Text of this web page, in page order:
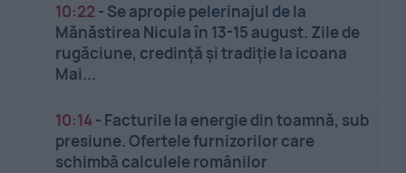
10:22 - Se apropie pelerinajul de la
Mănăstirea Nicula în 13-15 august. Zile de
rugăciune, credință și tradiție la icoana
Mai...
10:14- Facturile la energie din toamnă, sub
presiune. Ofertele furnizorilor care
schimbă calculele românilor